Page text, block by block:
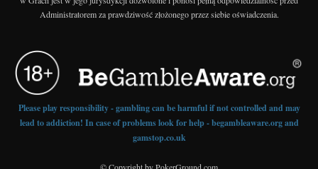
Administratorem za prawdziwość złożonego przez siebie oświadczenia.
Please play responsibility - gambling can be harmful if not controlled and may
lead to addiction! In case of problems look for help - begambleaware.org and
gamstop.co.uk
© Copyright by PokerGround.com